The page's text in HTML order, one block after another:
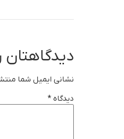
دیدگاهتان
نشانی ایمیل شما
دیدگاه *